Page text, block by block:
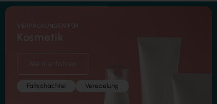
Besondere Verpackungslösungen
VERPACKUNGEN FÜR
Kosmetik
Faltschachtel Veredelung